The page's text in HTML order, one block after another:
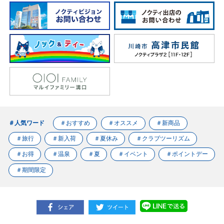
＃人気ワード ＃おすすめ ＃オススメ ＃新商品
＃旅行 ＃新入荷 ＃夏休み ＃クラブツーリズム
＃お得 ＃温泉 ＃夏 ＃イベント ＃ポイントデー
＃期間限定